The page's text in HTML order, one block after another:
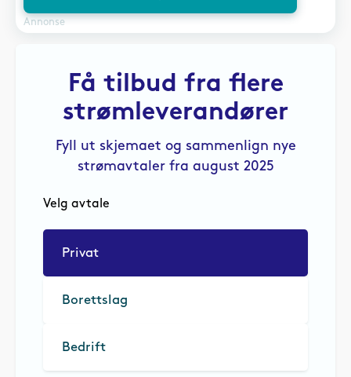
Annonse
Få tilbud fra flere
strømleverandører
Fyll ut skjemaet og sammenlign nye
strømavtaler fra august 2025
Velg avtale
Privat
Borettslag
Bedrift